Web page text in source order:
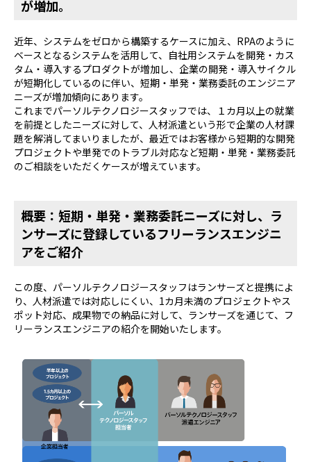
が増加。
近年、システムをゼロから構築するケースに加え、RPAのように
ベースとなるシステムを活用して、自社用システムを開発・カス
タム・導入するプロダクトが増加し、企業の開発・導入サイクル
が短期化しているのに伴い、短期・単発・業務委託のエンジニア
ニーズが増加傾向にあります。
これまでパーソルテクノロジースタッフでは、１カ月以上の就業
を前提としたニーズに対して、人材派遣という形で企業の人材課
題を解消してまいりましたが、最近ではお客様から短期的な開発
プロジェクトや単発でのトラブル対応など短期・単発・業務委託
のご相談をいただくケースが増えています。
概要：短期・単発・業務委託ニーズに対し、ラ
ンサーズに登録しているフリーランスエンジニ
アをご紹介
この度、パーソルテクノロジースタッフはランサーズと提携によ
り、人材派遣では対応しにくい、1カ月未満のプロジェクトやス
ポット対応、成果物での納品に対して、ランサーズを通じて、フ
リーランスエンジニアの紹介を開始いたします。